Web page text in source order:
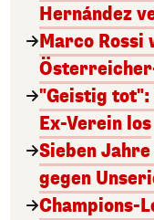
Hernández
Marco
"Geistig tot":
Ex-Verein los
Sieben
gegen
Champions-